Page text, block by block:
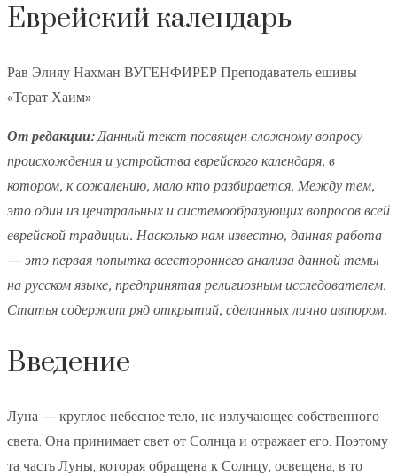
Еврейский календарь
Рав Элияу Нахман ВУГЕНФИРЕР Преподаватель ешивы
«Торат Хаим»
От редакции:Данный текст посвящен сложному вопросу
происхождения и устройства еврейского календаря, в
котором, к сожалению, мало кто разбирается. Между тем,
это один из центральных и системообразующих вопросов всей
еврейской традиции. Насколько нам известно, данная работа
— это первая попытка всестороннего анализа данной темы
на русском языке, предпринятая религиозным исследователем.
Статья содержит ряд открытий, сделанных лично автором.
Введение
Луна — круглое небесное тело, не излучающее собственного
света. Она принимает свет от Солнца и отражает его. Поэтому
та часть Луны, которая обращена к Солнцу, освещена, в то